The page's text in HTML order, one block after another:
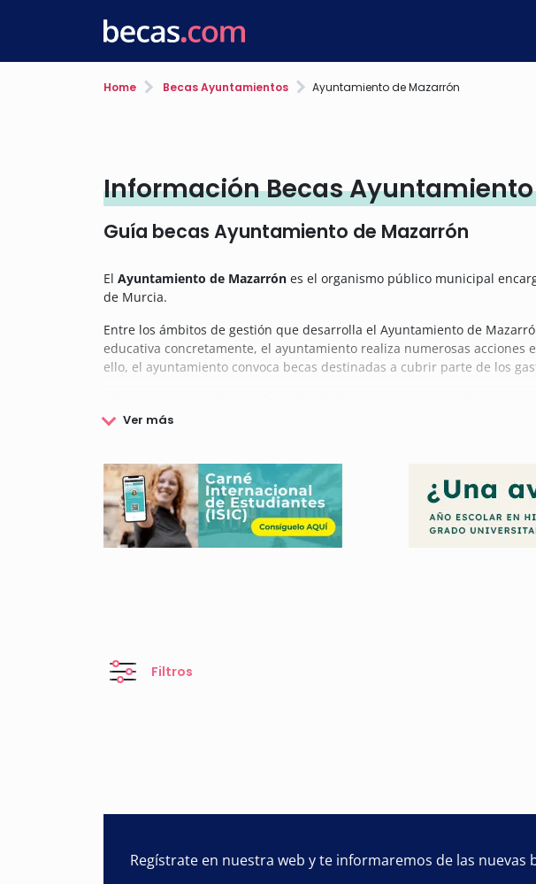
Home Becas Ayuntamientos Ayuntamiento de Mazarrón
Información Becas
Guía becas Ayuntamiento de Mazarrón
El Ayuntamiento de Mazarrón es el organismo público municipal
de Murcia.
Entre los ámbitos de gestión que desarrolla el Ayuntamiento de
educativa concretamente, el ayuntamiento realiza numerosas
ello, el ayuntamiento convoca becas destinadas a cubrir parte de los
Filtros
Regístrate en nuestra web y te informaremos de las nuevas